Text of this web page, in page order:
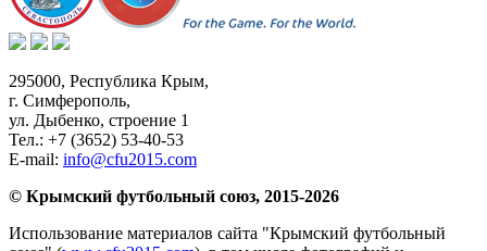
295000, Республика Крым,
г. Симферополь,
ул. Дыбенко, строение 1
Тел.: +7 (3652) 53-40-53
E-mail: info@cfu2015.com
© Крымский футбольный союз, 2015-2026
Использование материалов сайта "Крымский футбольный